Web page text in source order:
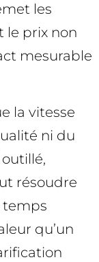
les
le prix non
mesurable
la vitesse
ni du
résoudre
temps
qu’un